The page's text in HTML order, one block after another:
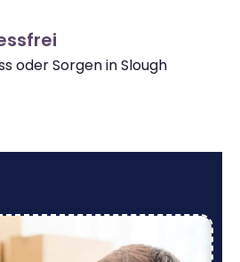
oder Sorgen in Slough